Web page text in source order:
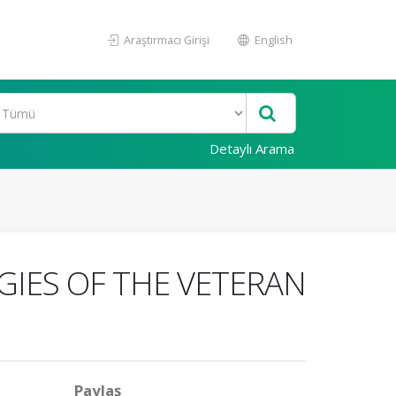
Araştırmacı Girişi English
Detaylı Arama
OF THE VETERAN
Paylaş